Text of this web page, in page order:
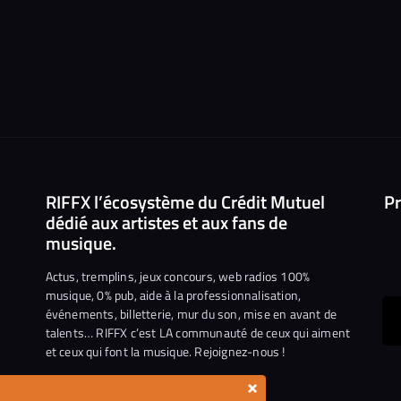
RIFFX l’écosystème du Crédit Mutuel
dédié aux artistes et aux fans de
musique.
Actus, tremplins, jeux concours, web radios 100%
musique, 0% pub, aide à la professionnalisation,
événements, billetterie, mur du son, mise en avant de
talents… RIFFX c’est LA communauté de ceux qui aiment
et ceux qui font la musique. Rejoignez-nous !
×